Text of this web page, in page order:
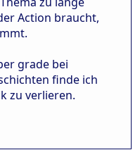
Action braucht,
grade bei
finde ich
zu verlieren.